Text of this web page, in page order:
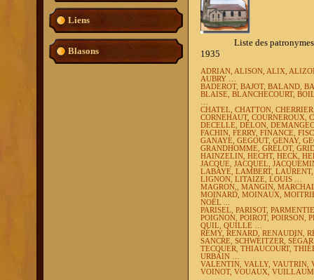
Liens
Blasons
Liste des patronymes les
1935
ADRIAN, ALISON, ALIX,
AUBRY …
BADEROT, BAJOT, BALAND,
BLAISE, BLANCHECOURT,
CHATEL, CHATTON,
CORNEHAUT, COURNEROUX,
DECELLE, DÉLON,
FACHIN, FERRY, FINANCE,
GANAYE, GEGOUT, GENAY,
GRANDHOMME, GRÉLOT,
HAINZELIN, HECHT, HECK,
JACQUE, JACQUEL,
LABAYE, LAMBERT,
LIGNON, LITAIZE, LOUIS …
MAGRON,, MANGIN,
MOINARD, MOINAUX,
NOËL ...
PARISEL, PARISOT,
POIGNON, POIROT, POIRSON,
QUIL, QUILLE …
RÉMY, RENARD, RENAUDIN,
SANCRE, SCHWEITZER,
TECQUER, THIAUCOURT,
URBAIN …
VALENTIN, VALLY, VAUTRIN,
VOINOT, VOUAUX,